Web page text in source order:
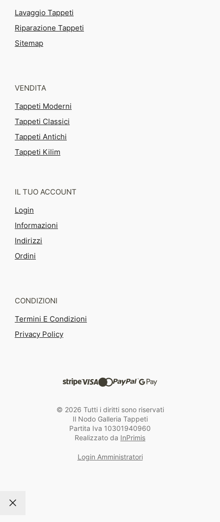
Lavaggio Tappeti
Riparazione Tappeti
Sitemap
VENDITA
Tappeti Moderni
Tappeti Classici
Tappeti Antichi
Tappeti Kilim
IL TUO ACCOUNT
Login
Informazioni
Indirizzi
Ordini
CONDIZIONI
Termini E Condizioni
Privacy Policy
© 2026 Tutti i diritti sono riservati
Il Nodo Galleria Tappeti
Partita Iva 10301940960
Realizzato da InPrimis
Login Amministratori